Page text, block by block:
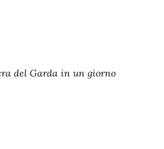
del Garda in un giorno